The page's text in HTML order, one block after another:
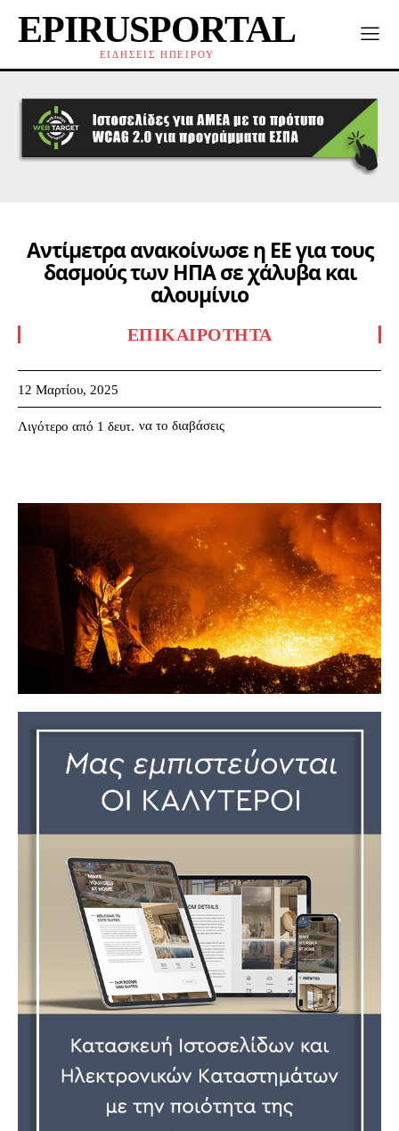
EPIRUSPORTAL
ΕΙΔΗΣΕΙΣ ΗΠΕΙΡΟΥ
Αντίμετρα ανακοίνωσε η ΕΕ για τους
δασμούς των ΗΠΑ σε χάλυβα και
αλουμίνιο
ΕΠΙΚΑΙΡΌΤΗΤΑ
12 Μαρτίου, 2025
Λιγότερο από 1 δευτ. να το διαβάσεις